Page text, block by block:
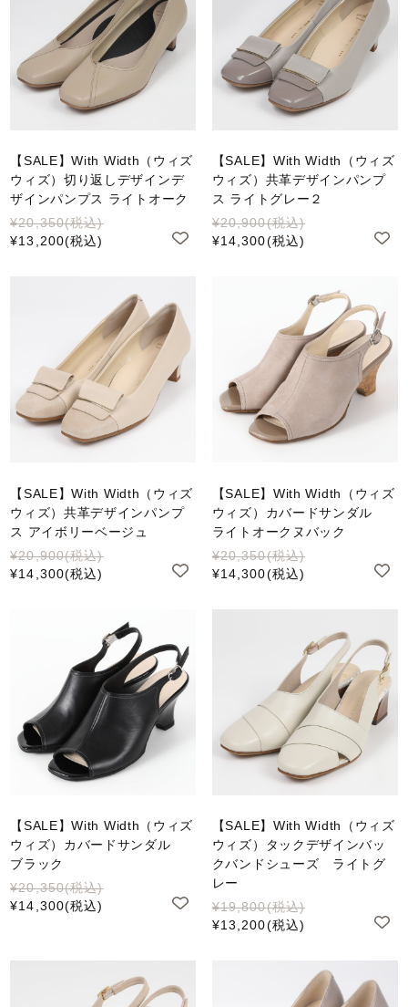
【SALE】With Width（ウィズ
ウィズ）切り返しデザインデ
ザインパンプス ライトオーク
¥20,350(税込)
¥13,200(税込)
【SALE】With Width（ウィズ
ウィズ）共革デザインパンプ
ス ライトグレー２
¥20,900(税込)
¥14,300(税込)
【SALE】With Width（ウィズ
ウィズ）共革デザインパンプ
ス アイボリーベージュ
¥20,900(税込)
¥14,300(税込)
【SALE】With Width（ウィズ
ウィズ）カバードサンダル
ライトオークヌバック
¥20,350(税込)
¥14,300(税込)
【SALE】With Width（ウィズ
ウィズ）カバードサンダル
ブラック
¥20,350(税込)
¥14,300(税込)
【SALE】With Width（ウィズ
ウィズ）タックデザインバッ
クバンドシューズ ライトグ
レー
¥19,800(税込)
¥13,200(税込)